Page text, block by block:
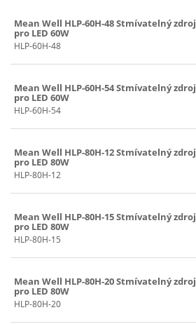
Mean Well HLP-60H-48 Stmívatelný zdroj
pro LED 60W
HLP-60H-48
Mean Well HLP-60H-54 Stmívatelný zdroj
pro LED 60W
HLP-60H-54
Mean Well HLP-80H-12 Stmívatelný zdroj
pro LED 80W
HLP-80H-12
Mean Well HLP-80H-15 Stmívatelný zdroj
pro LED 80W
HLP-80H-15
Mean Well HLP-80H-20 Stmívatelný zdroj
pro LED 80W
HLP-80H-20